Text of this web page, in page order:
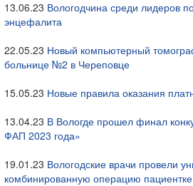
13.06.23 Вологодчина среди лидеров
энцефалита
22.05.23 Новый компьютерный
больнице №2 в Череповце
15.05.23 Новые правила оказания
13.04.23 В Вологде прошел финал
ФАП 2023 года»
19.01.23 Вологодские врачи провели
комбинированную операцию пациентке